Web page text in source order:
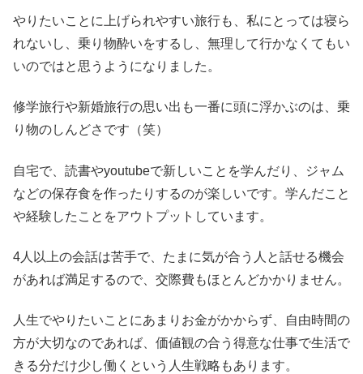
やりたいことに上げられやすい旅行も、私にとっては寝ら
れないし、乗り物酔いをするし、無理して行かなくてもい
いのではと思うようになりました。
修学旅行や新婚旅行の思い出も一番に頭に浮かぶのは、乗
り物のしんどさです（笑）
自宅で、読書やyoutubeで新しいことを学んだり、ジャム
などの保存食を作ったりするのが楽しいです。学んだこと
や経験したことをアウトプットしています。
4人以上の会話は苦手で、たまに気が合う人と話せる機会
があれば満足するので、交際費もほとんどかかりません。
人生でやりたいことにあまりお金がかからず、自由時間の
方が大切なのであれば、価値観の合う得意な仕事で生活で
きる分だけ少し働くという人生戦略もあります。